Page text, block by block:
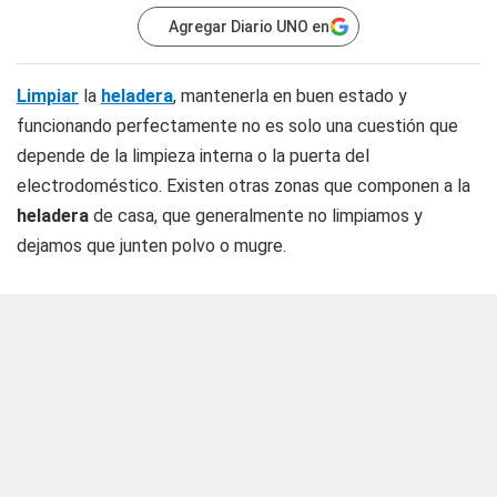
Agregar Diario UNO en
Limpiar la heladera, mantenerla en buen estado y
funcionando perfectamente no es solo una cuestión que
depende de la limpieza interna o la puerta del
electrodoméstico. Existen otras zonas que componen a la
heladera de casa, que generalmente no limpiamos y
dejamos que junten polvo o mugre.